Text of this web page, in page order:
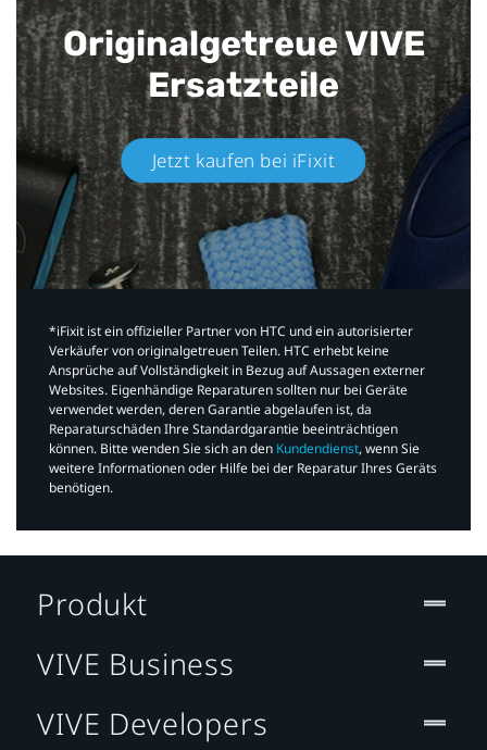
Originalgetreue VIVE
Ersatzteile
Jetzt kaufen bei iFixit​
*iFixit ist ein offizieller Partner von HTC und ein autorisierter
Verkäufer von originalgetreuen Teilen. HTC erhebt keine
Ansprüche auf Vollständigkeit in Bezug auf Aussagen externer
Websites. Eigenhändige Reparaturen sollten nur bei Geräte
verwendet werden, deren Garantie abgelaufen ist, da
Reparaturschäden Ihre Standardgarantie beeinträchtigen
können. Bitte wenden Sie sich an den Kundendienst, wenn Sie
weitere Informationen oder Hilfe bei der Reparatur Ihres Geräts
benötigen.​
Produkt
VIVE Business
VIVE Developers